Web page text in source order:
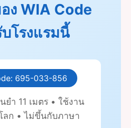
ง WIA Code
โรงแรมนี้
695-033-856
ำ 11 เมตร • ใช้งาน
ลก • ไม่ขึ้นกับภาษา